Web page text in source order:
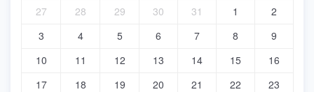
27
28 29 30 31 1
2
3
4 5 6 7 8
9
10
11 12 13 14 15
16
17
18 19 20 21 22
23